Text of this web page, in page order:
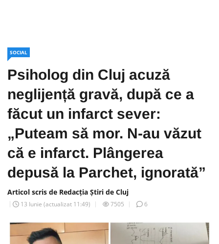
SOCIAL
Psiholog din Cluj acuză
neglijență gravă, după ce a
făcut un infarct sever:
„Puteam să mor. N-au văzut
că e infarct. Plângerea
depusă la Parchet, ignorată”
Articol scris de Redacția Știri de Cluj
13 Iunie (actualizat 11:49) 7505 6